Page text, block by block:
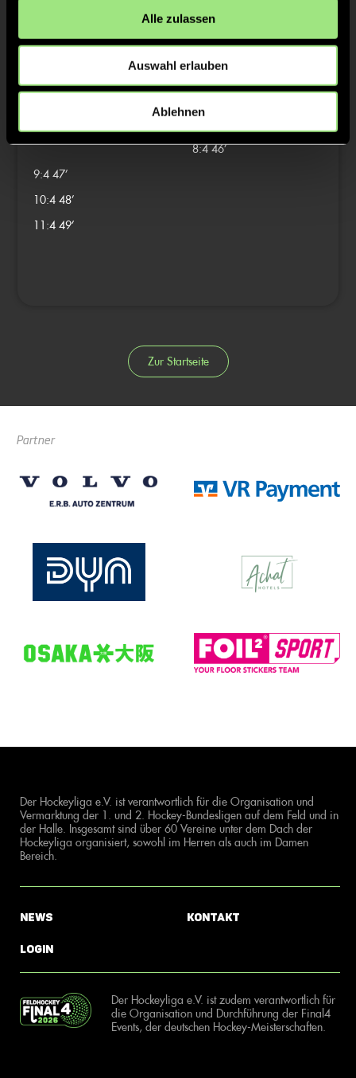
Alle zulassen
Auswahl erlauben
Ablehnen
7:3 33’
Alexander Gabbe, 35’
8:4 46’
9:4 47’
10:4 48’
11:4 49’
Zur Startseite
Partner
Der Hockeyliga e.V. ist verantwortlich für die Organisation und
Vermarktung der 1. und 2. Hockey-Bundesligen auf dem Feld und in
der Halle. Insgesamt sind über 60 Vereine unter dem Dach der
Hockeyliga organisiert, sowohl im Herren als auch im Damen
Bereich.
News
Login
Kontakt
Der Hockeyliga e.V. ist zudem verantwortlich für
die Organisation und Durchführung der Final4
Events, der deutschen Hockey-Meisterschaften.